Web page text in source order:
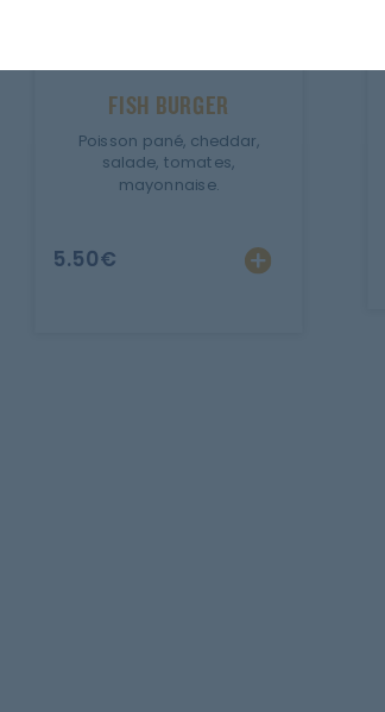
FISH BURGER
Poisson pané, cheddar,
salade, tomates,
mayonnaise.
5.50€